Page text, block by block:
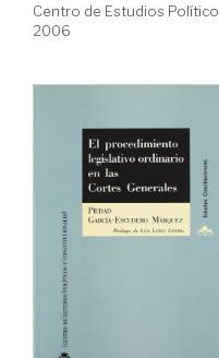
Centro de Estudios
2006